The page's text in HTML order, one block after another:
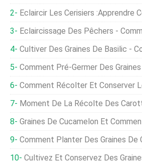
Éclaircir Les Cerisiers :apprendre Comment Et
Éclaircissage Des Pêchers - Comment Et
Cultiver Des Graines De Basilic - Comment
Comment Pré-Germer Des
Comment Récolter Et Conserver
Moment De La Récolte Des Carottes - Comment Et Quand
Graines De Cucamelon Et
Comment Planter Des Graines De
Cultivez Et Conservez Des